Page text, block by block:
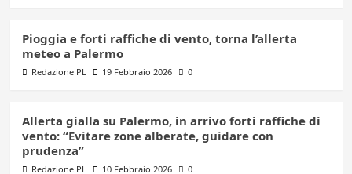
Pioggia e forti raffiche di vento, torna l’allerta
meteo a Palermo
Redazione PL 19 Febbraio 2026 0
Allerta gialla su Palermo, in arrivo forti raffiche di
vento: “Evitare zone alberate, guidare con
prudenza”
Redazione PL 10 Febbraio 2026 0